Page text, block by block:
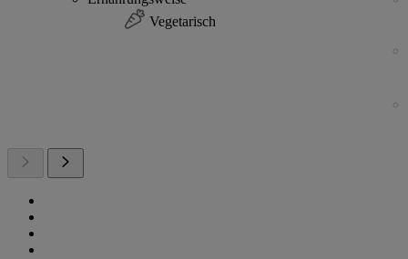
Vegetarisch